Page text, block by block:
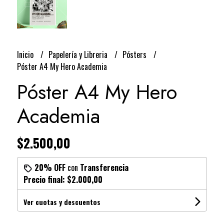
Inicio Papelería y Libreria
Pósters
Póster A4 My Hero Academia
Póster A4 My Hero
Academia
$2.500,00
20% OFFcon Transferencia
Precio final: $2.000,00
Ver cuotas y descuentos